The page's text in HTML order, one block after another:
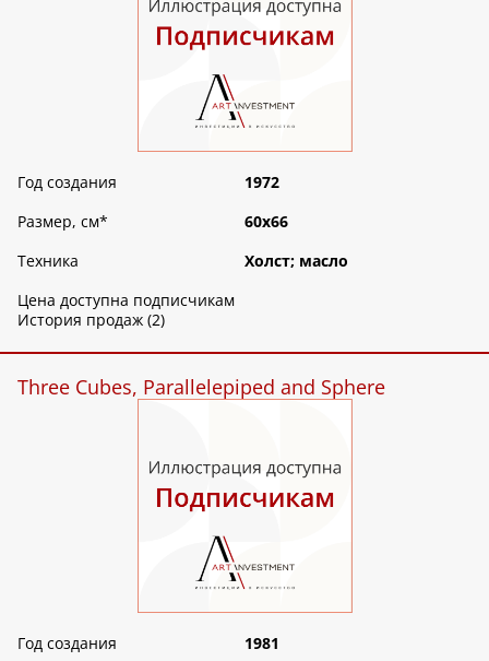
Год создания
1972
Размер, см*
60х66
Техника
Холст; масло
Цена доступна подписчикам
История продаж (2)
Three Cubes, Parallelepiped and Sphere
Год создания
1981